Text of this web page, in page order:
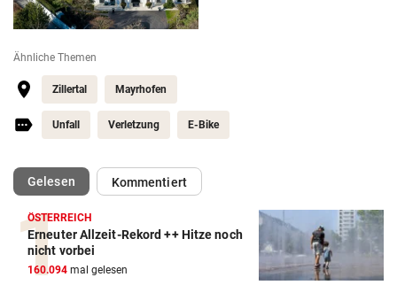
Ähnliche Themen
Zillertal Mayrhofen
Unfall Verletzung E-Bike
Gelesen(ausgewählt)Kommentiert
ÖSTERREICH
Erneuter Allzeit-Rekord ++ Hitze noch
nicht vorbei
160.094 mal gelesen